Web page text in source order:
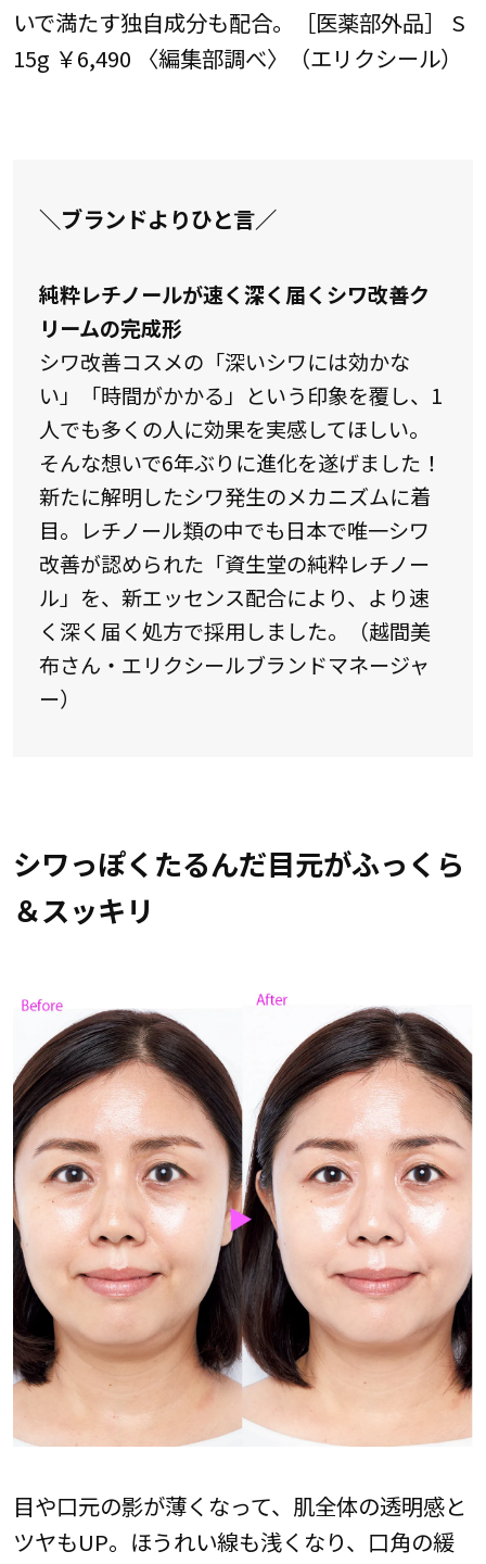
いで満たす独自成分も配合。［医薬部外品］ S
15g ￥6,490 〈編集部調べ〉（エリクシール）
＼ブランドよりひと言／
純粋レチノールが速く深く届くシワ改善ク
リームの完成形
シワ改善コスメの「深いシワには効かな
い」「時間がかかる」という印象を覆し、1
人でも多くの人に効果を実感してほしい。
そんな想いで6年ぶりに進化を遂げました！
新たに解明したシワ発生のメカニズムに着
目。レチノール類の中でも日本で唯一シワ
改善が認められた「資生堂の純粋レチノー
ル」を、新エッセンス配合により、より速
く深く届く処方で採用しました。（越間美
布さん・エリクシールブランドマネージャ
ー）
シワっぽくたるんだ目元がふっくら
＆スッキリ
目や口元の影が薄くなって、肌全体の透明感と
ツヤもUP。ほうれい線も浅くなり、口角の緩